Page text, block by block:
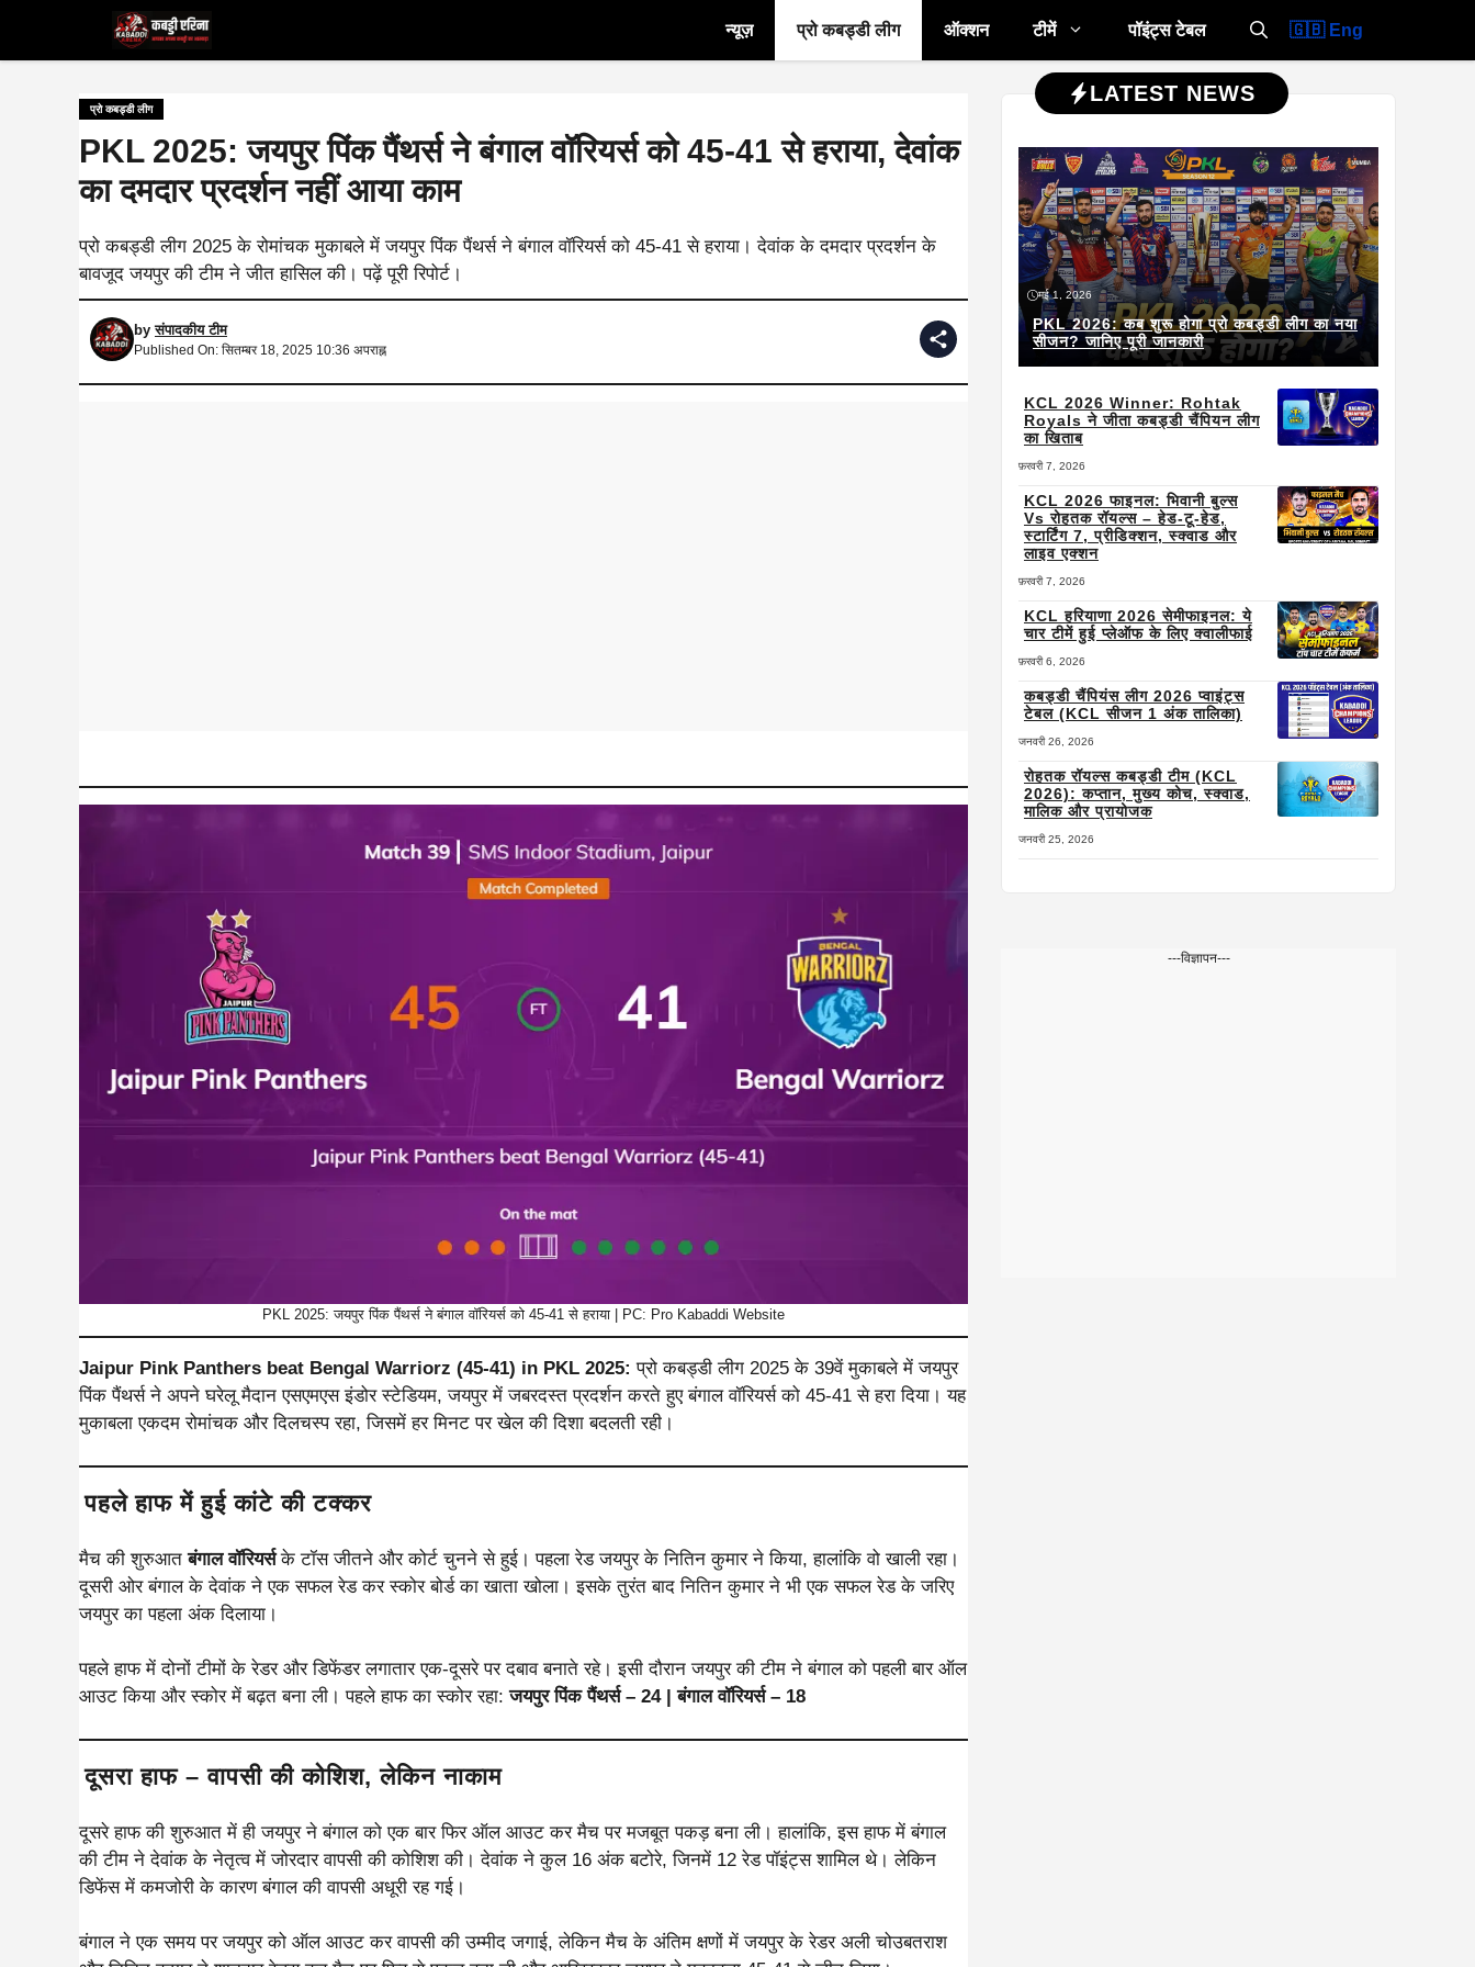
content
न्यूज़ प्रो कबड्डी लीग ऑक्शन टीमें पॉइंट्स टेबल 🇬🇧 Eng
प्रो कबड्डी लीग
PKL 2025: जयपुर पिंक पैंथर्स ने बंगाल वॉरियर्स को 45-41 से हराया, देवांक
का दमदार प्रदर्शन नहीं आया काम
प्रो कबड्डी लीग 2025 के रोमांचक मुकाबले में जयपुर पिंक पैंथर्स ने बंगाल वॉरियर्स को 45-41 से हराया। देवांक के दमदार प्रदर्शन के
बावजूद जयपुर की टीम ने जीत हासिल की। पढ़ें पूरी रिपोर्ट।
byसंपादकीय टीम
Published On: सितम्बर 18, 2025 10:36 अपराह्न
PKL 2025: जयपुर पिंक पैंथर्स ने बंगाल वॉरियर्स को 45-41 से हराया | PC: Pro Kabaddi Website
Jaipur Pink Panthers beat Bengal Warriorz (45-41) in PKL 2025:प्रो कबड्डी लीग 2025 के 39वें मुकाबले में जयपुर
पिंक पैंथर्स ने अपने घरेलू मैदान एसएमएस इंडोर स्टेडियम, जयपुर में जबरदस्त प्रदर्शन करते हुए बंगाल वॉरियर्स को 45-41 से हरा दिया। यह
मुकाबला एकदम रोमांचक और दिलचस्प रहा, जिसमें हर मिनट पर खेल की दिशा बदलती रही।
पहले हाफ में हुई कांटे की टक्कर
मैच की शुरुआतबंगाल वॉरियर्सके टॉस जीतने और कोर्ट चुनने से हुई। पहला रेड जयपुर के नितिन कुमार ने किया, हालांकि वो खाली रहा।
दूसरी ओर बंगाल के देवांक ने एक सफल रेड कर स्कोर बोर्ड का खाता खोला। इसके तुरंत बाद नितिन कुमार ने भी एक सफल रेड के जरिए
जयपुर का पहला अंक दिलाया।
पहले हाफ में दोनों टीमों के रेडर और डिफेंडर लगातार एक-दूसरे पर दबाव बनाते रहे। इसी दौरान जयपुर की टीम ने बंगाल को पहली बार ऑल
आउट किया और स्कोर में बढ़त बना ली। पहले हाफ का स्कोर रहा:जयपुर पिंक पैंथर्स – 24 | बंगाल वॉरियर्स – 18
दूसरा हाफ – वापसी की कोशिश, लेकिन नाकाम
दूसरे हाफ की शुरुआत में ही जयपुर ने बंगाल को एक बार फिर ऑल आउट कर मैच पर मजबूत पकड़ बना ली। हालांकि, इस हाफ में बंगाल
की टीम ने देवांक के नेतृत्व में जोरदार वापसी की कोशिश की। देवांक ने कुल 16 अंक बटोरे, जिनमें 12 रेड पॉइंट्स शामिल थे। लेकिन
डिफेंस में कमजोरी के कारण बंगाल की वापसी अधूरी रह गई।
बंगाल ने एक समय पर जयपुर को ऑल आउट कर वापसी की उम्मीद जगाई, लेकिन मैच के अंतिम क्षणों में जयपुर के रेडर अली चोउबतराश
LATEST NEWS
मई 1, 2026
PKL 2026: कब शुरू होगा प्रो कबड्डी लीग का नया
सीजन? जानिए पूरी जानकारी
KCL 2026 Winner: Rohtak
Royals ने जीता कबड्डी चैंपियन लीग
का खिताब
फ़रवरी 7, 2026
KCL 2026 फाइनल: भिवानी बुल्स
Vs रोहतक रॉयल्स – हेड-टू-हेड,
स्टार्टिंग 7, प्रीडिक्शन, स्क्वाड और
लाइव एक्शन
फ़रवरी 7, 2026
KCL हरियाणा 2026 सेमीफाइनल: ये
चार टीमें हुई प्लेऑफ के लिए क्वालीफाई
फ़रवरी 6, 2026
कबड्डी चैंपियंस लीग 2026 प्वाइंट्स
टेबल (KCL सीजन 1 अंक तालिका)
जनवरी 26, 2026
रोहतक रॉयल्स कबड्डी टीम (KCL
2026): कप्तान, मुख्य कोच, स्क्वाड,
मालिक और प्रायोजक
जनवरी 25, 2026
---विज्ञापन---